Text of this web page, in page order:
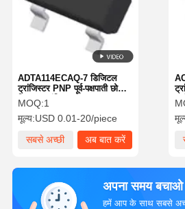
ADTA114ECAQ-7 डिजिटल
ट्रांजिस्टर PNP पूर्व-पक्षपाती छोटा
सिग्नल ट्रांजिस्टर
MOQ:1
मूल्य:USD 0.01-20/piece
सबसे अच्छी
अब बात करें
अपना समय बचाओ
हमें आप के साथ सबसे